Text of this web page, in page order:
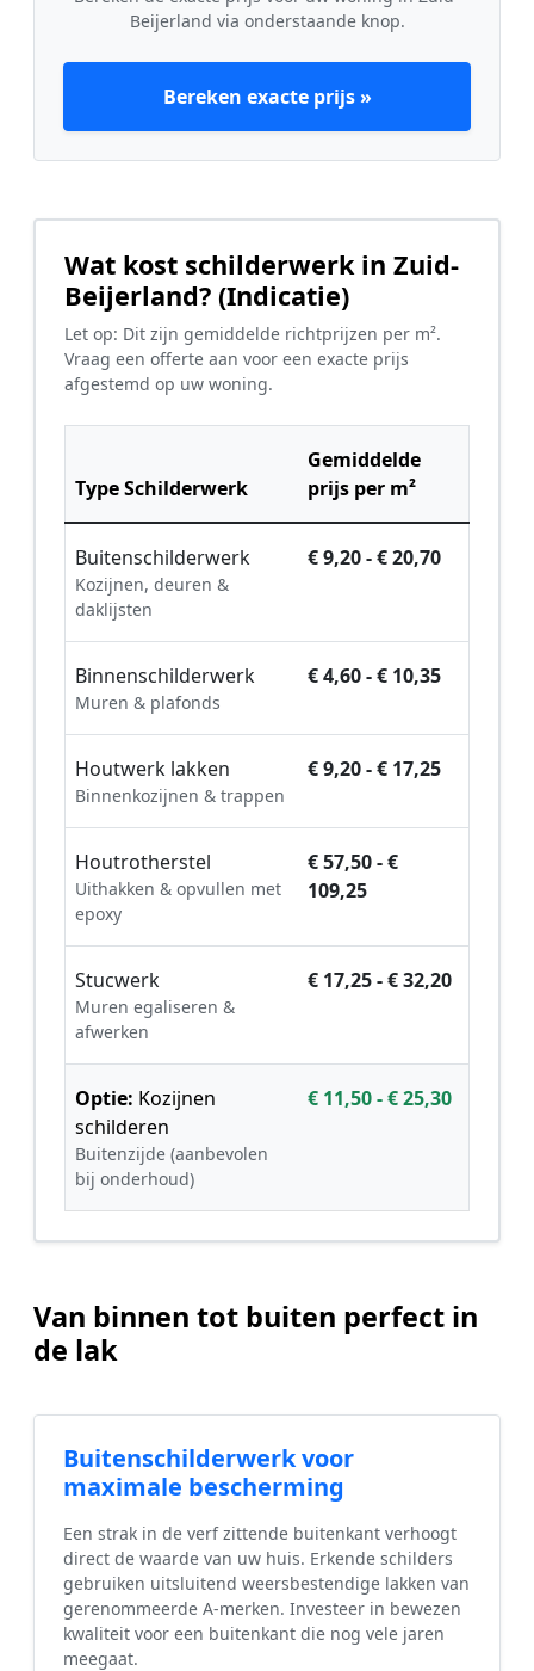
Beijerland via onderstaande knop.
Bereken exacte prijs »
Wat kost schilderwerk in Zuid-
Beijerland? (Indicatie)
Let op: Dit zijn gemiddelde richtprijzen per m².
Vraag een offerte aan voor een exacte prijs
afgestemd op uw woning.
Type Schilderwerk
Gemiddelde
prijs per m²
Buitenschilderwerk
Kozijnen, deuren &
daklijsten
€ 9,20 - € 20,70
Binnenschilderwerk
Muren & plafonds
€ 4,60 - € 10,35
Houtwerk lakken
Binnenkozijnen & trappen
€ 9,20 - € 17,25
Houtrotherstel
Uithakken & opvullen met
epoxy
€ 57,50 - €
109,25
Stucwerk
Muren egaliseren &
afwerken
€ 17,25 - € 32,20
Optie: Kozijnen
schilderen
Buitenzijde (aanbevolen
bij onderhoud)
€ 11,50 - € 25,30
Van binnen tot buiten perfect in
de lak
Buitenschilderwerk voor
maximale bescherming
Een strak in de verf zittende buitenkant verhoogt
direct de waarde van uw huis. Erkende schilders
gebruiken uitsluitend weersbestendige lakken van
gerenommeerde A-merken. Investeer in bewezen
kwaliteit voor een buitenkant die nog vele jaren
meegaat.